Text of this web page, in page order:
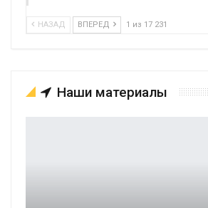
НАЗАД ВПЕРЕД 1 из 17 231
Наши материалы